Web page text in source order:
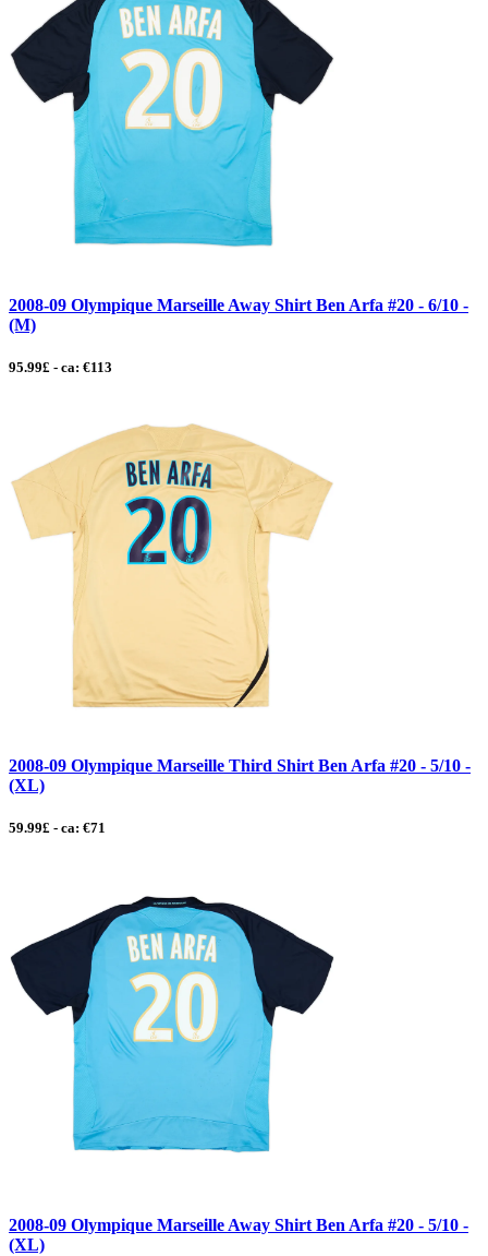
2008-09 Olympique Marseille Away Shirt Ben Arfa #20 - 6/10 -
(M)
95.99£ - ca: €113
2008-09 Olympique Marseille Third Shirt Ben Arfa #20 - 5/10 -
(XL)
59.99£ - ca: €71
2008-09 Olympique Marseille Away Shirt Ben Arfa #20 - 5/10 -
(XL)